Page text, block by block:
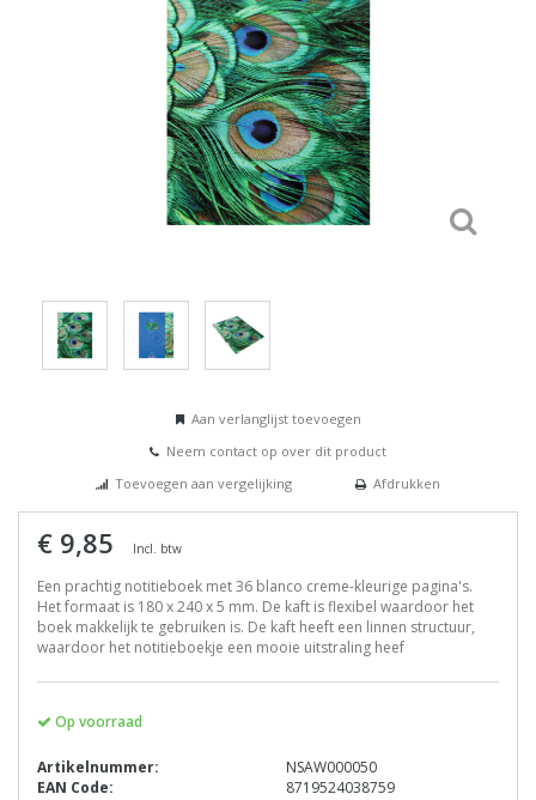
Aan verlanglijst toevoegen
Neem contact op over dit product
Toevoegen aan vergelijking
Afdrukken
€ 9,85 Incl. btw
Een prachtig notitieboek met 36 blanco creme-kleurige pagina's.
Het formaat is 180 x 240 x 5 mm. De kaft is flexibel waardoor het
boek makkelijk te gebruiken is. De kaft heeft een linnen structuur,
waardoor het notitieboekje een mooie uitstraling heef
Op voorraad
Artikelnummer:
NSAW000050
EAN Code:
8719524038759